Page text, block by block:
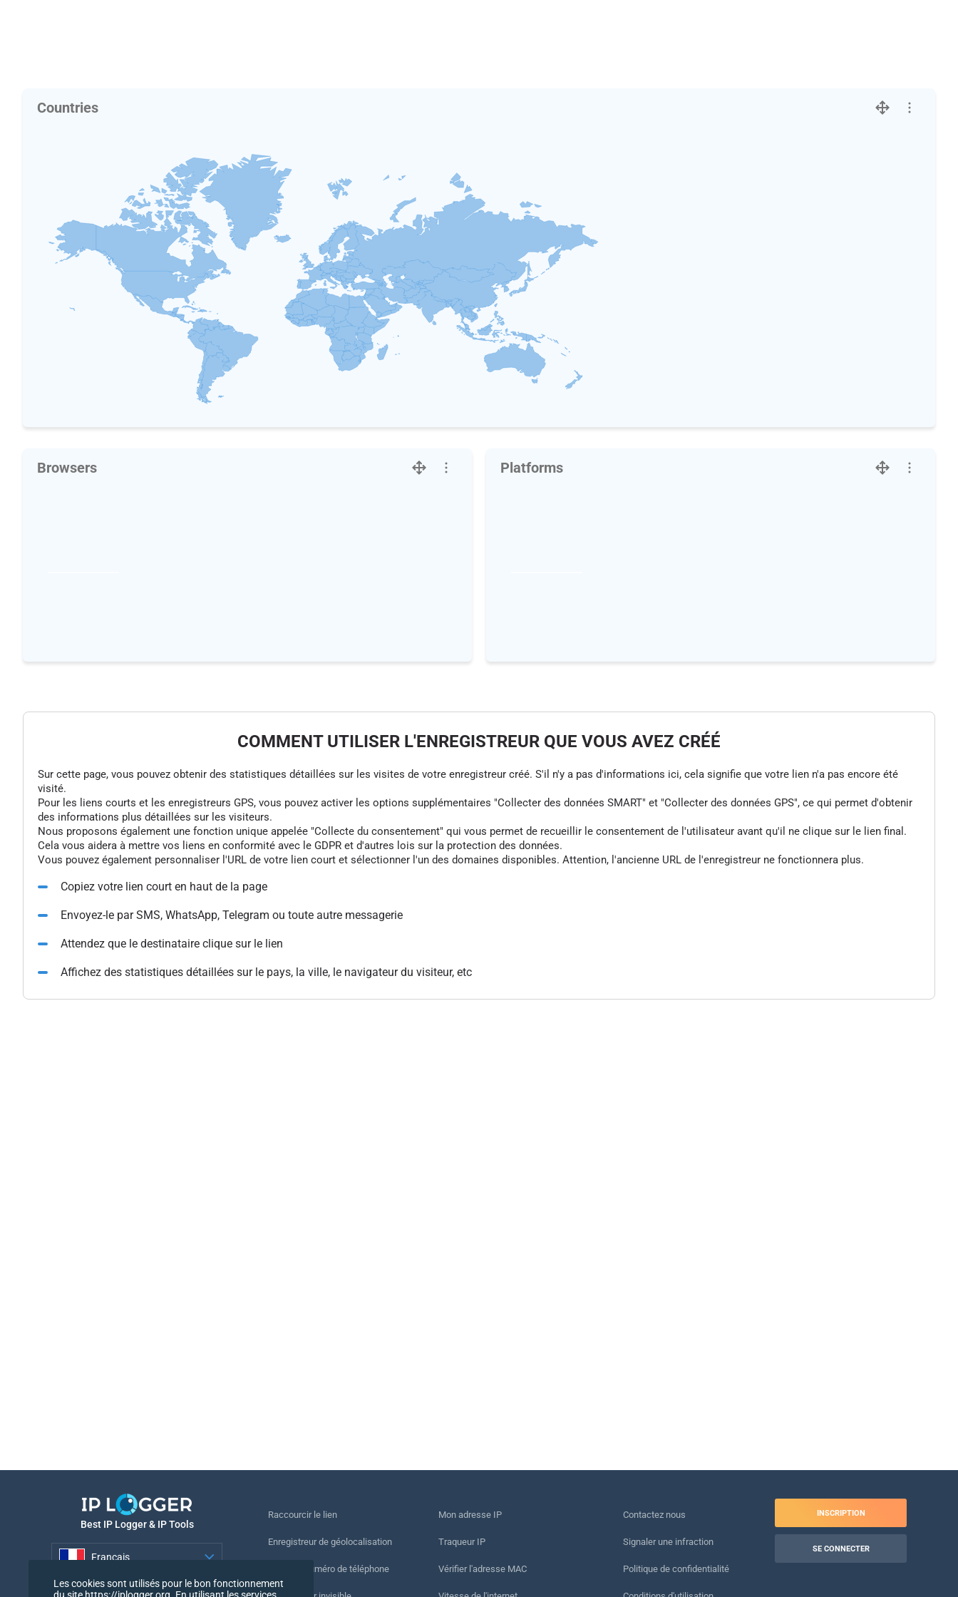
Countries
Browsers Platforms
COMMENT UTILISER L'ENREGISTREUR QUE VOUS AVEZ CRÉÉ
Sur cette page, vous pouvez obtenir des statistiques détaillées sur les visites de votre enregistreur créé. S'il n'y a pas d'informations ici, cela signifie que votre lien n'a pas encore été
visité.
Pour les liens courts et les enregistreurs GPS, vous pouvez activer les options supplémentaires "Collecter des données SMART" et "Collecter des données GPS", ce qui permet d'obtenir
des informations plus détaillées sur les visiteurs.
Nous proposons également une fonction unique appelée "Collecte du consentement" qui vous permet de recueillir le consentement de l'utilisateur avant qu'il ne clique sur le lien final.
Cela vous aidera à mettre vos liens en conformité avec le GDPR et d'autres lois sur la protection des données.
Vous pouvez également personnaliser l'URL de votre lien court et sélectionner l'un des domaines disponibles. Attention, l'ancienne URL de l'enregistreur ne fonctionnera plus.
Copiez votre lien court en haut de la page
Envoyez-le par SMS, WhatsApp, Telegram ou toute autre messagerie
Attendez que le destinataire clique sur le lien
Affichez des statistiques détaillées sur le pays, la ville, le navigateur du visiteur, etc
Best IP Logger & IP Tools
Français
Français
Raccourcir le lien
Enregistreur de géolocalisation
Suivre le numéro de téléphone
Mon adresse IP
Traqueur IP
Vérifier l'adresse MAC
Contactez nous
Signaler une infraction
Politique de confidentialité
INSCRIPTION
SE CONNECTER
Les cookies sont utilisés pour le bon fonctionnement